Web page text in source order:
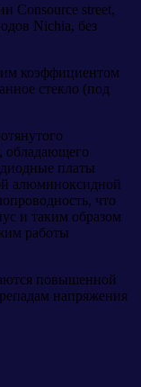
Consource street,
Nichia, без
коэффициентом
стекло (под
обладающего
платы
алюминоксидной
что
и таким образом
работы
повышенной
напряжения